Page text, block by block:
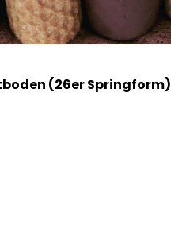
(26er Springform)